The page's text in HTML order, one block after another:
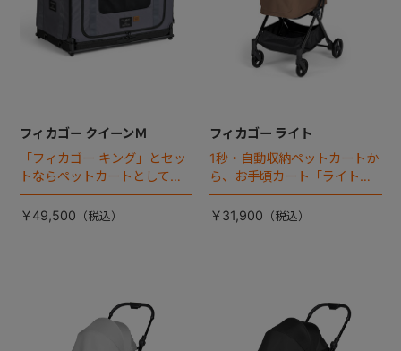
フィカゴー クイーンＭ
「フィカゴー キング」とセッ
トならペットカートとしても
使える、耐荷重50㎏の大型犬
向けケージが登場！
￥49,500
フィカゴー ライト
1秒・自動収納ペットカートか
ら、お手頃カート「ライト」
が登場！
￥31,900